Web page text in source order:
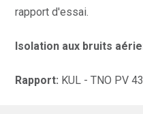
rapport d'essai.
Isolation aux bruits
Rapport: KUL - TNO PV